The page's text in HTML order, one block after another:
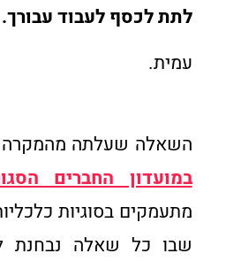
לתת לכסף לעבוד עבורך.
עמית.
השאלה שעלתה מהמקרה
במועדון החברים
מתעמקים בסוגיות
שבו כל שאלה נבחנת